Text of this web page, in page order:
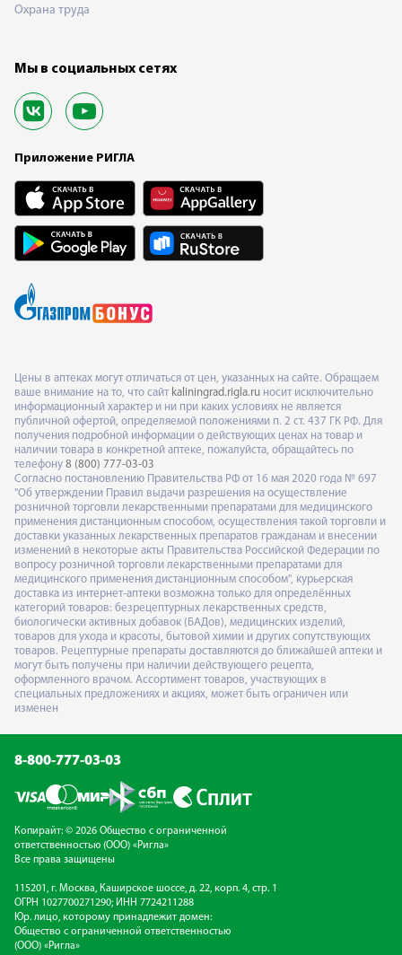
Охрана труда
Мы в социальных сетях
Приложение РИГЛА
Цены в аптеках могут отличаться от цен, указанных на сайте. Обращаем
ваше внимание на то, что сайт kaliningrad.rigla.ru носит исключительно
информационный характер и ни при каких условиях не является
публичной офертой, определяемой положениями п. 2 ст. 437 ГК РФ. Для
получения подробной информации о действующих ценах на товар и
наличии товара в конкретной аптеке, пожалуйста, обращайтесь по
телефону 8 (800) 777-03-03
Согласно постановлению Правительства РФ от 16 мая 2020 года № 697
"Об утверждении Правил выдачи разрешения на осуществление
розничной торговли лекарственными препаратами для медицинского
применения дистанционным способом, осуществления такой торговли и
доставки указанных лекарственных препаратов гражданам и внесении
изменений в некоторые акты Правительства Российской Федерации по
вопросу розничной торговли лекарственными препаратами для
медицинского применения дистанционным способом", курьерская
доставка из интернет-аптеки возможна только для определённых
категорий товаров: безрецептурных лекарственных средств,
биологически активных добавок (БАДов), медицинских изделий,
товаров для ухода и красоты, бытовой химии и других сопутствующих
товаров. Рецептурные препараты доставляются до ближайшей аптеки и
могут быть получены при наличии действующего рецепта,
оформленного врачом. Ассортимент товаров, участвующих в
специальных предложениях и акциях, может быть ограничен или
изменен
8-800-777-03-03
Копирайт: © 2026 Общество с ограниченной
ответственностью (ООО) «Ригла»
Все права защищены
115201, г. Москва, Каширское шоссе, д. 22, корп. 4, стр. 1
ОГРН 1027700271290; ИНН 7724211288
Юр. лицо, которому принадлежит домен:
Общество с ограниченной ответственностью
(ООО) «Ригла»